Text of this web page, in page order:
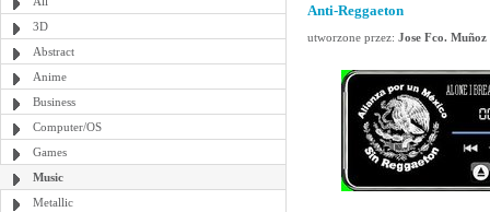
3D
Abstract
Anime
Business
Computer/OS
Games
Music
Metallic
Anti-Reggaeton
utworzone przez: Jose Fco. Muñoz